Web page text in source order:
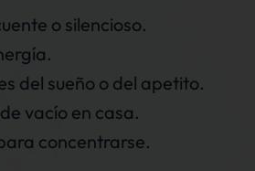
o silencioso.
del sueño o del apetito.
vacío en casa.
concentrarse.